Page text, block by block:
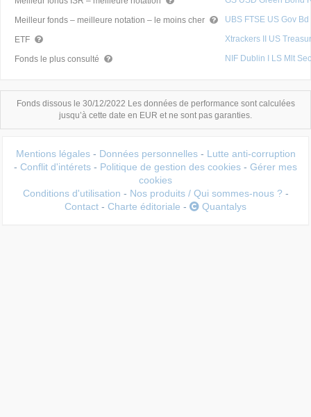
Meilleur fonds – meilleure notation – le moins cher UBS FTSE US Gov
ETF Xtrackers II US
Fonds le plus consulté NIF Dublin I LS Mlt
Fonds dissous le 30/12/2022 Les données de performance sont calculées
jusqu’à cette date en EUR et ne sont pas garanties.
Mentions légales - Données personnelles - Lutte anti-corruption
- Conflit d'intérets - Politique de gestion des cookies - Gérer mes
cookies
Conditions d'utilisation - Nos produits / Qui sommes-nous ? -
Contact - Charte éditoriale - Quantalys